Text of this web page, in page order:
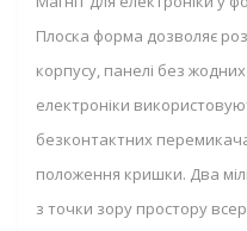
Плоска форма дозволяє
корпусу, панелі без
електроніки
безконтактних
положення кришки. Два
з точки зору простору